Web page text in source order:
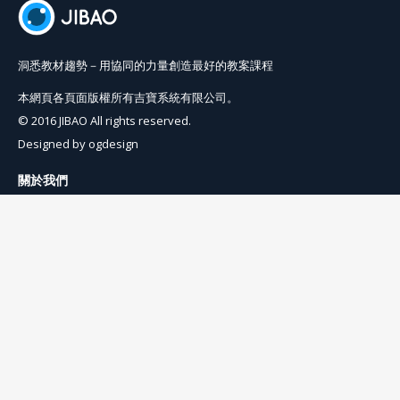
洞悉教材趨勢－用協同的力量創造最好的教案課程
本網頁各頁面版權所有吉寶系統有限公司。
© 2016 JIBAO All rights reserved.
Designed byogdesign
關於我們